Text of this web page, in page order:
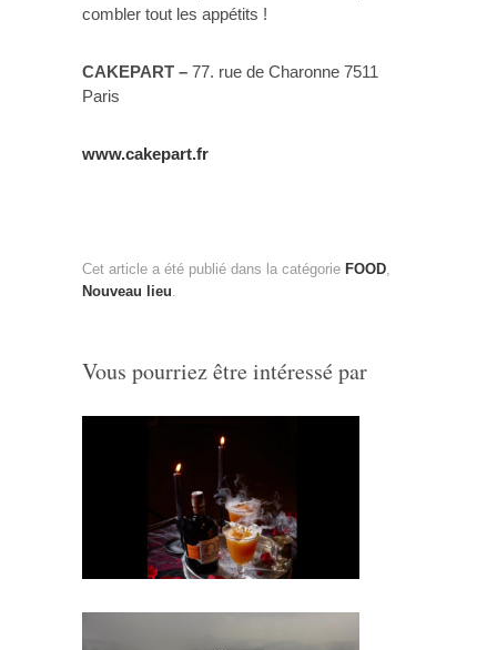
combler tout les appétits !
CAKEPART – 77. rue de Charonne 7511
Paris
www.cakepart.fr
Cet article a été publié dans la catégorie FOOD
Nouveau lieu
Vous pourriez être intéressé par